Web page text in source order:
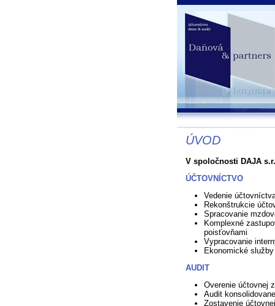
ÚVOD
V spoločnosti DAJA
ÚČTOVNÍCTVO
Vedenie
Rekonštrukcie
Spracovanie
Komplexné
poisťovňami
Vypracovanie
Ekonomické služby
AUDIT
Overenie účtovnej
Audit
Zostavenie